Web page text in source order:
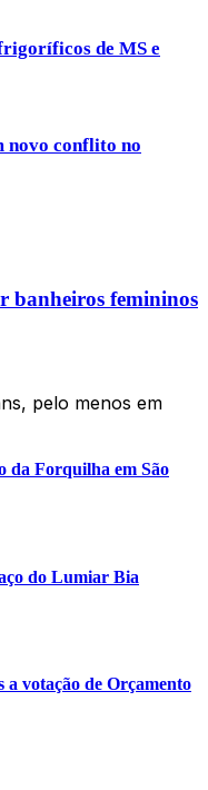
de MS e
novo conflito no
banheiros femininos
pelo menos em
da Forquilha em São
do Lumiar Bia
votação de Orçamento